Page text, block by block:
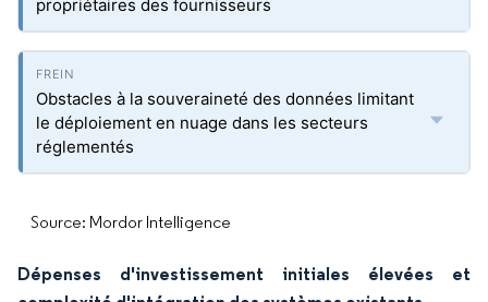
propriétaires des fournisseurs
Obstacles à la souveraineté des données limitant
le déploiement en nuage dans les secteurs
réglementés
Source: Mordor Intelligence
Dépenses d'investissement initiales élevées et